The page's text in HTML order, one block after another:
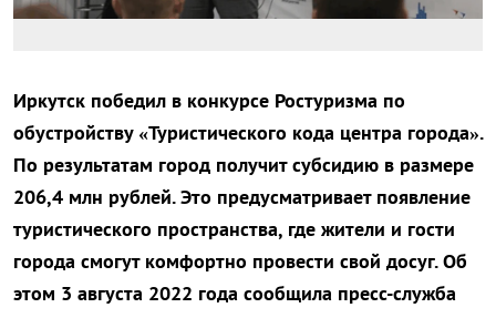
Иркутск победил в конкурсе Ростуризма по
обустройству «Туристического кода центра города».
По результатам город получит субсидию в размере
206,4 млн рублей. Это предусматривает появление
туристического пространства, где жители и гости
города смогут комфортно провести свой досуг. Об
этом 3 августа 2022 года сообщила пресс-служба